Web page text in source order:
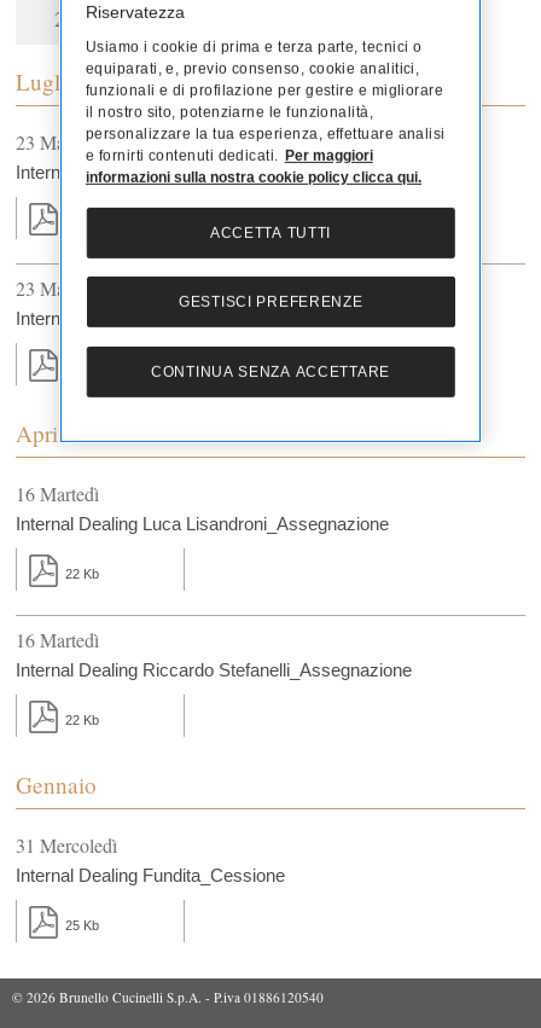
2015
2013
Luglio
23 Martedì
Internal Dealing Riccardo Stefanelli_Cessione
23 Martedì
Internal Dealing Luca Lisandroni_Cessione
Aprile
16 Martedì
Internal Dealing Luca Lisandroni_Assegnazione
22 Kb
16 Martedì
Internal Dealing Riccardo Stefanelli_Assegnazione
22 Kb
Gennaio
31 Mercoledì
Internal Dealing Fundita_Cessione
25 Kb
© 2026 Brunello Cucinelli S.p.A. - P.iva 01886120540
Riservatezza
Usiamo i cookie di prima e terza parte, tecnici o
equiparati, e, previo consenso, cookie analitici,
funzionali e di profilazione per gestire e migliorare
il nostro sito, potenziarne le funzionalità,
personalizzare la tua esperienza, effettuare analisi
e fornirti contenuti dedicati. Per maggiori
informazioni sulla nostra cookie policy clicca qui.
CONTINUA SENZA ACCETTARE
ACCETTA TUTTI
GESTISCI PREFERENZE